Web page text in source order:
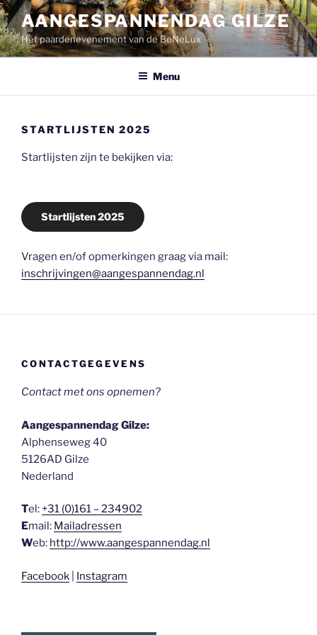
Ga
naar
de
inhoud
AANGESPANNENDAG GILZE
Hét paardenevenement van de BeNeLux
Menu
STARTLIJSTEN 2025
Startlijsten zijn te bekijken via:
Startlijsten 2025
Vragen en/of opmerkingen graag via mail:
inschrijvingen@aangespannendag.nl
CONTACTGEGEVENS
Contact met ons opnemen?
Aangespannendag Gilze:
Alphenseweg 40
5126AD Gilze
Nederland
Tel: +31 (0)161 – 234902
Email: Mailadressen
Web: http://www.aangespannendag.nl
Facebook Instagram